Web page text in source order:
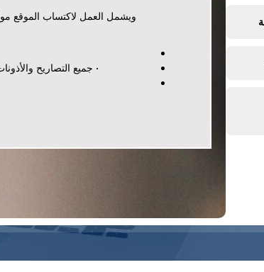
ويشمل العمل لاكتساب الموقع
• جميع التصاريح